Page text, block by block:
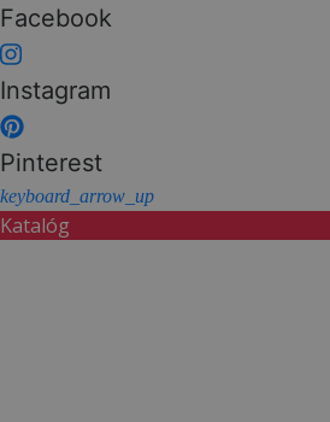
Facebook
Instagram
Pinterest
keyboard_arrow_up
Katalóg